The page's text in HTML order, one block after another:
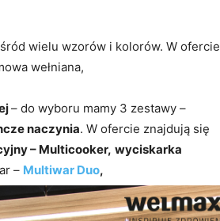
wielu wzorów i kolorów. W ofercie
wełniana,
– do wyboru mamy 3 zestawy –
naczynia. W ofercie znajdują się
– Multicooker, wyciskarka
– Multiwar Duo,